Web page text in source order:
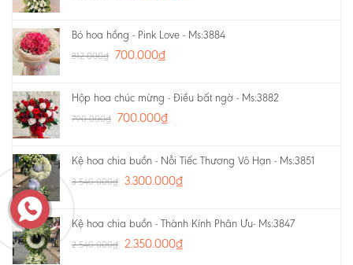
Bó hoa hồng - Pink Love - Ms:3884
812.000₫ 700.000₫
Hộp hoa chúc mừng - Điều bất ngờ - Ms:3882
790.000₫ 700.000₫
Kệ hoa chia buồn - Nỗi Tiếc Thương Vô Hạn - Ms:3851
3.540.000₫ 3.300.000₫
Kệ hoa chia buồn - Thành Kính Phân Ưu- Ms:3847
2.540.000₫ 2.350.000₫